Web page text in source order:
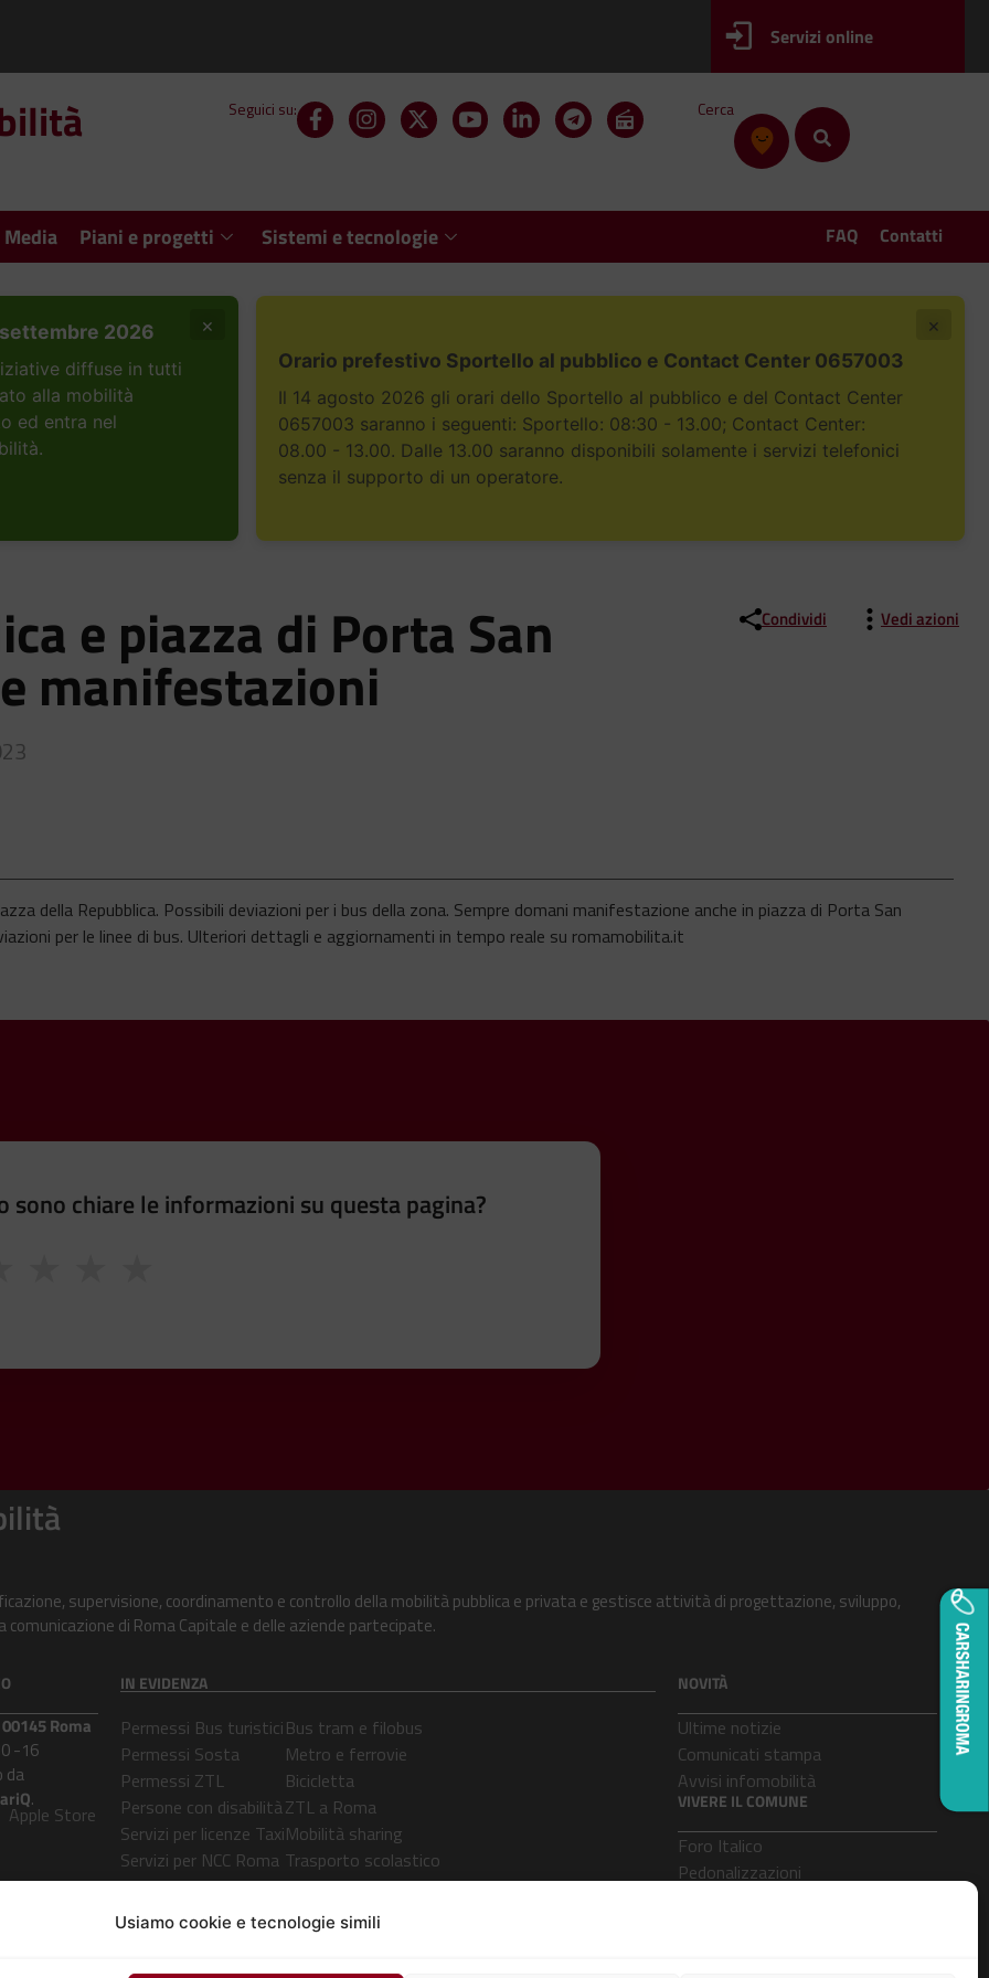
Usiamo cookie e tecnologie simili
Servizi online
Seguici su: Cerca
Piani e progetti Sistemi e tecnologie FAQ Contatti
settembre 2026
diffuse in tutti
alla mobilità
ed entra nel
×
Orario prefestivo Sportello al pubblico e Contact Center 0657003
Il 14 agosto 2026 gli orari dello Sportello al pubblico e del Contact Center
0657003 saranno i seguenti: Sportello: 08:30 - 13.00; Contact Center:
08.00 - 13.00. Dalle 13.00 saranno disponibili solamente i servizi telefonici
senza il supporto di un operatore.
×
e piazza di Porta San
manifestazioni
Condividi Vedi azioni
della Repubblica. Possibili deviazioni per i bus della zona. Sempre domani manifestazione anche in piazza di Porta San
per le linee di bus. Ulteriori dettagli e aggiornamenti in tempo reale su romamobilita.it
sono chiare le informazioni su questa pagina?
supervisione, coordinamento e controllo della mobilità pubblica e privata e gestisce attività di progettazione, sviluppo,
di Roma Capitale e delle aziende partecipate.
Roma
-16
da
.
Apple Store
IN EVIDENZA
Permessi Bus turistici
Permessi Sosta
Permessi ZTL
Persone con disabilità
Servizi per licenze Taxi
Servizi per NCC Roma
Servizi per Botticelle
Servizio Car Sharing
Bus tram e filobus
Metro e ferrovie
Bicicletta
ZTL a Roma
Mobilità sharing
Trasporto scolastico
Open bus
ClicBus
NOVITÀ
Ultime notizie
Comunicati stampa
Avvisi infomobilità
VIVERE IL COMUNE
Foro Italico
Pedonalizzazioni